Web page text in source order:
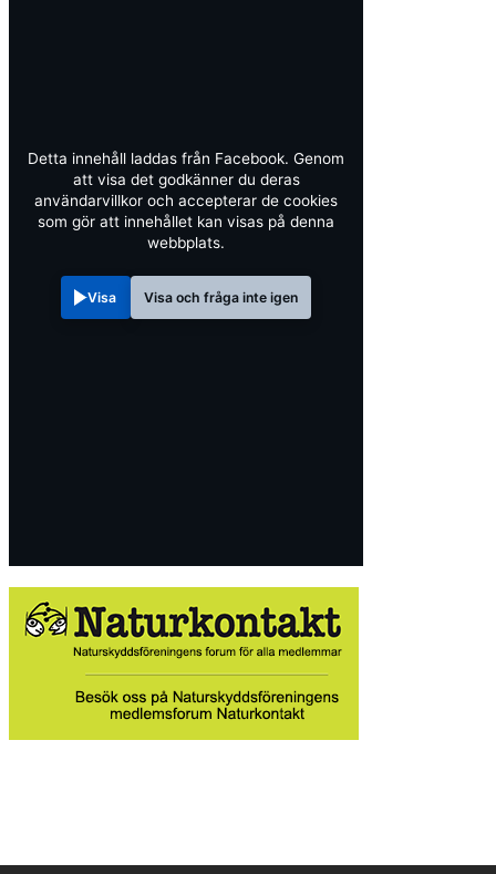
Detta innehåll laddas från Facebook. Genom
att visa det godkänner du deras
användarvillkor och accepterar de cookies
som gör att innehållet kan visas på denna
webbplats.
Visa Visa och fråga inte igen